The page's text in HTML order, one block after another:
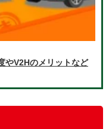
やV2Hのメリットなど